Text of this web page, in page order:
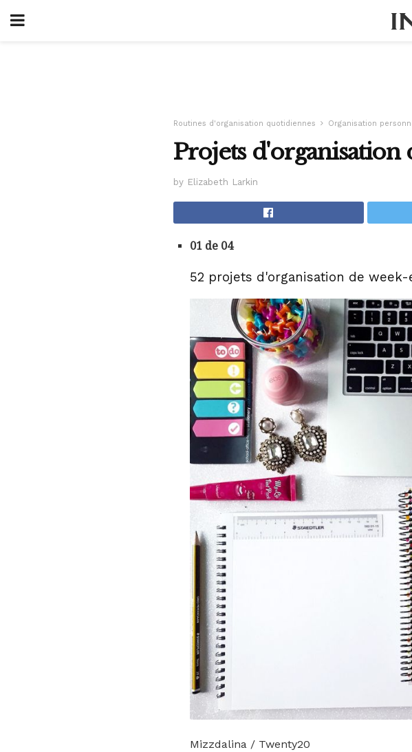
Routines d'organisation quotidiennes Organisation
Projets d'organisation
by Elizabeth Larkin
01 de 04
52 projets d'organisation de
Mizzdalina / Twenty20